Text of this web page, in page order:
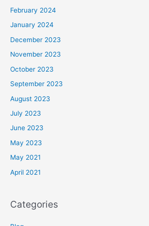
February 2024
January 2024
December 2023
November 2023
October 2023
September 2023
August 2023
July 2023
June 2023
May 2023
May 2021
April 2021
Categories